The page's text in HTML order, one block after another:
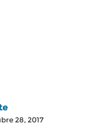
28, 2017